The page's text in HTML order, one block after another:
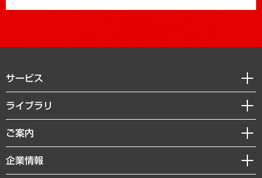
サービス
経営戦略
組織・人事戦略
デジタルイノベーション
ライブラリ
経済調査
レポート
コラム
ご案内
セミナー・イベント情報
MUFGビジネスセミナー
企業情報